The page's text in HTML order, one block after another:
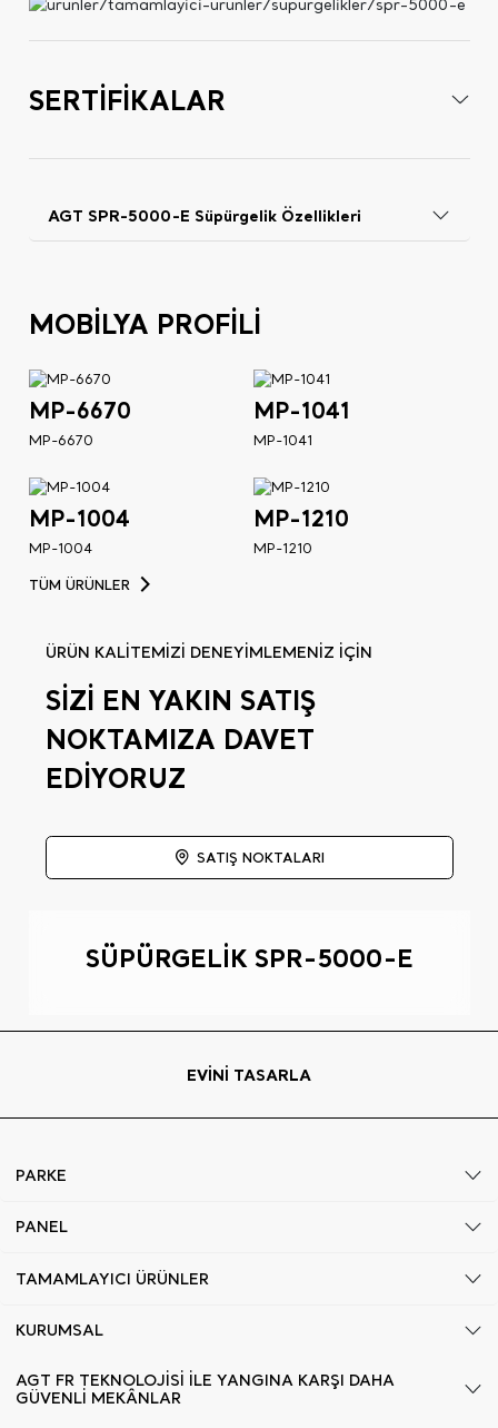
SERTİFİKALAR
AGT SPR-5000-E Süpürgelik Özellikleri
MOBİLYA PROFİLİ
MP-6670
MP-6670
MP-1041
MP-1041
MP-1004
MP-1004
MP-1210
MP-1210
TÜM ÜRÜNLER
ÜRÜN KALİTEMİZİ DENEYİMLEMENİZ İÇİN
SİZİ EN YAKIN SATIŞ
NOKTAMIZA DAVET
EDİYORUZ
SATIŞ NOKTALARI
SÜPÜRGELİK SPR-5000-E
EVİNİ TASARLA
PARKE
PANEL
TAMAMLAYICI ÜRÜNLER
KURUMSAL
AGT FR TEKNOLOJİSİ İLE YANGINA KARŞI DAHA
GÜVENLİ MEKÂNLAR